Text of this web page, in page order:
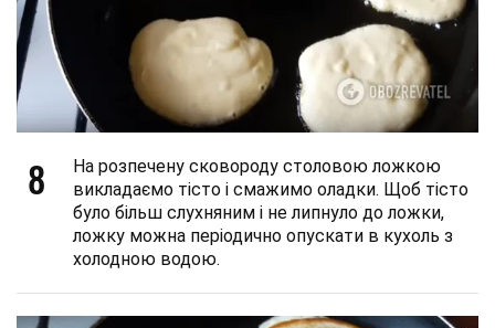
8
На розпечену сковороду столовою ложкою
викладаємо тісто і смажимо оладки. Щоб тісто
було більш слухняним і не липнуло до ложки,
ложку можна періодично опускати в кухоль з
холодною водою.